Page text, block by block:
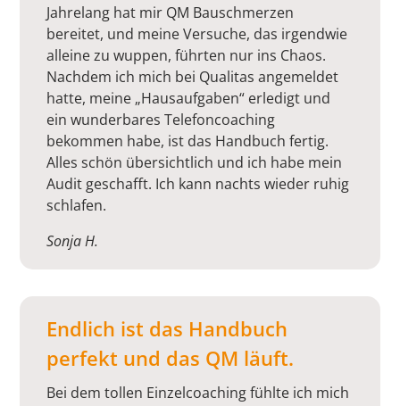
Jahrelang hat mir QM Bauschmerzen
bereitet, und meine Versuche, das irgendwie
alleine zu wuppen, führten nur ins Chaos.
Nachdem ich mich bei Qualitas angemeldet
hatte, meine „Hausaufgaben“ erledigt und
ein wunderbares Telefoncoaching
bekommen habe, ist das Handbuch fertig.
Alles schön übersichtlich und ich habe mein
Audit geschafft. Ich kann nachts wieder ruhig
schlafen.
Sonja H.
Endlich ist das Handbuch
perfekt und das QM läuft.
Bei dem tollen Einzelcoaching fühlte ich mich